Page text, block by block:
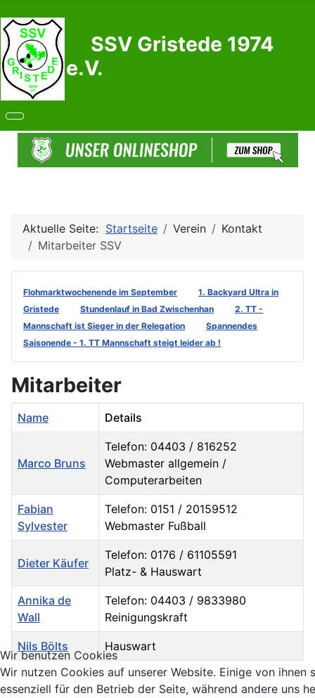
SSV Gristede 1974
e.V.
Aktuelle Seite: Startseite Verein
Kontakt
Mitarbeiter SSV
Flohmarktwochenende im September
1. Backyard Ultra in
Gristede
Stundenlauf in Bad Zwischenhan
2. TT -
Mannschaft ist Sieger in der Relegation
Spannendes
Saisonende - 1. TT Mannschaft steigt leider ab !
Mitarbeiter
Kontakte,
Name Details
Marco Bruns
Telefon: 04403 / 816252
Webmaster allgemein /
Computerarbeiten
Fabian
Sylvester
Telefon: 0151 / 20159512
Webmaster Fußball
Dieter Käufer
Telefon: 0176 / 61105591
Platz- & Hauswart
Annika de
Wall
Telefon: 04403 / 9833980
Reinigungskraft
Nils Bölts Hauswart
Wir benutzen Cookies
Wir nutzen Cookies auf unserer Website. Einige von ihnen
essenziell für den Betrieb der Seite, während andere uns